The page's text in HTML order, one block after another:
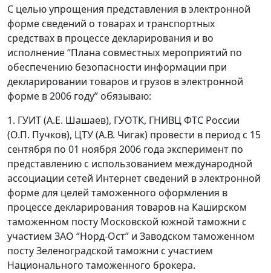
С целью упрощения представления в электронной
форме сведений о товарах и транспортных
средствах в процессе декларирования и во
исполнение “Плана совместных мероприятий по
обеспечению безопасности информации при
декларировании товаров и грузов в электронной
форме в 2006 году” обязываю:
1. ГУИТ (А.Е. Шашаев), ГУОТК, ГНИВЦ ФТС России
(О.П. Пучков), ЦТУ (А.В. Чигак) провести в период с 15
сентября по 01 ноября 2006 года эксперимент по
представлению с использованием международной
ассоциации сетей Интернет сведений в электронной
форме для целей таможенного оформления в
процессе декларирования товаров на Каширском
таможенном посту Московской южной таможни с
участием ЗАО “Норд-Ост” и Заводском таможенном
посту Зеленоградской таможни с участием
Национального таможенного брокера.